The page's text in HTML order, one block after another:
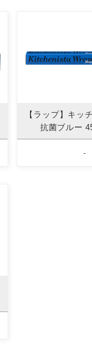
【ラップ】キッ
抗菌ブルー
-